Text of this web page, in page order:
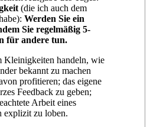
(die ich auch dem
Werden Sie ein
Sie regelmäßig 5-
für andere tun.
Kleinigkeiten handeln, wie
bekannt zu machen
profitieren; das eigene
Feedback zu geben;
Arbeit eines
explizit zu loben.